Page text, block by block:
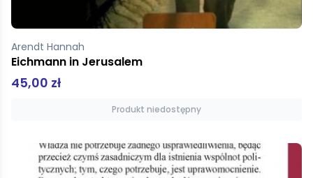
Arendt Hannah
Eichmann in Jerusalem
45,00 zł
Produkt niedostępny